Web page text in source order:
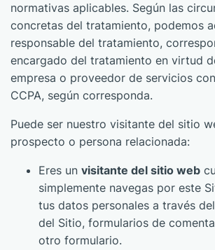
normativas aplicables. Según las
concretas del tratamiento, podemos
responsable del tratamiento,
encargado del tratamiento en virtud
empresa o proveedor de servicios
CCPA, según corresponda.
Puede ser nuestro visitante del sitio
prospecto o persona relacionada:
Eres un visitante del sitio web
simplemente navegas por este
tus datos personales a través
del Sitio, formularios de
otro formulario.